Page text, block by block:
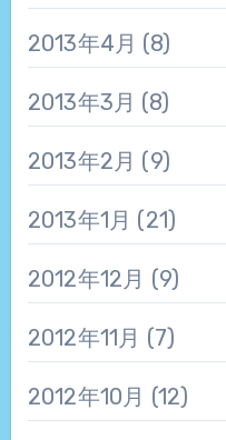
2013年4月 (8)
2013年3月 (8)
2013年2月 (9)
2013年1月 (21)
2012年12月 (9)
2012年11月 (7)
2012年10月 (12)